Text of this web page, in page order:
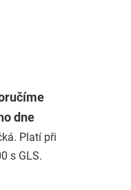
dne
Platí při
s GLS.